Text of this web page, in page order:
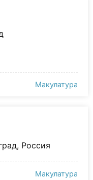
Макулатура
Россия
Макулатура